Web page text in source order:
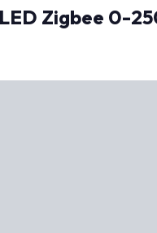
Zigbee 0-